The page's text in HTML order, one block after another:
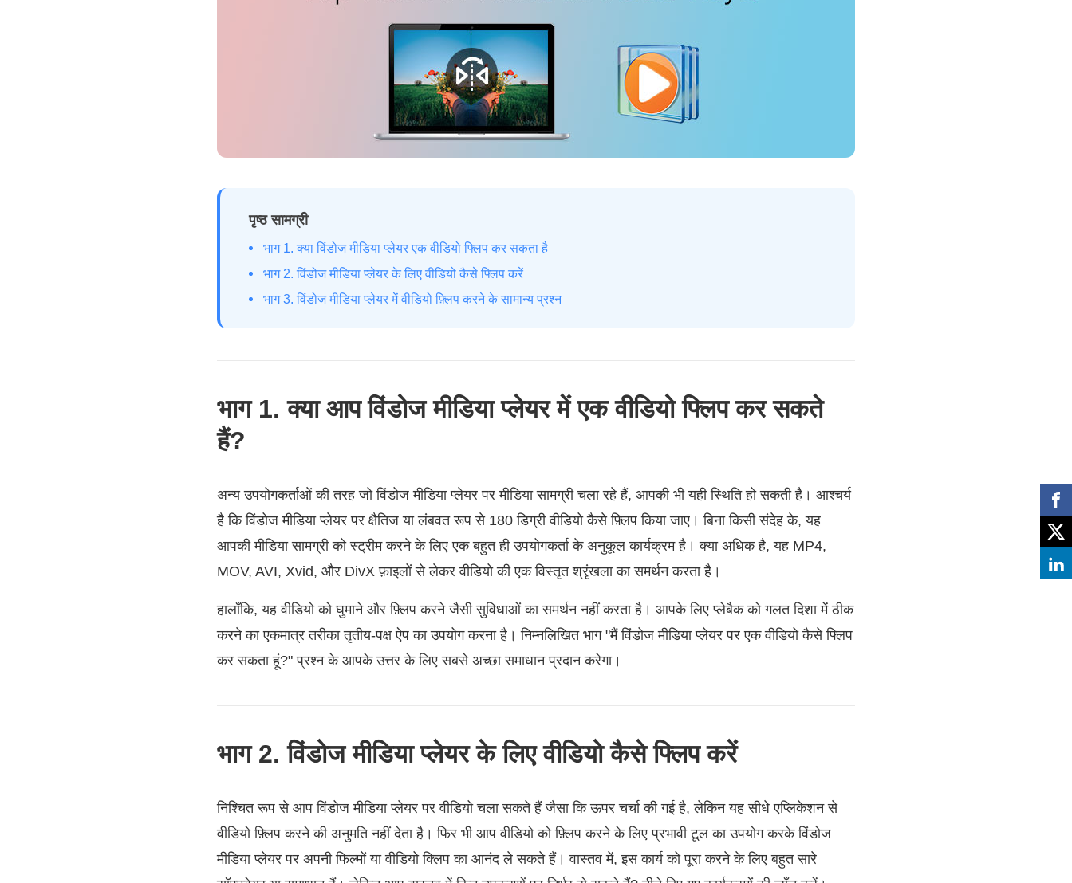
पृष्ठ सामग्री
भाग 1. क्या विंडोज मीडिया प्लेयर एक वीडियो फ्लिप कर सकता है
भाग 2. विंडोज मीडिया प्लेयर के लिए वीडियो कैसे फ्लिप करें
भाग 3. विंडोज मीडिया प्लेयर में वीडियो फ़्लिप करने के सामान्य प्रश्न
भाग 1. क्या आप विंडोज मीडिया प्लेयर में एक वीडियो फ्लिप कर सकते
हैं?
अन्य उपयोगकर्ताओं की तरह जो विंडोज मीडिया प्लेयर पर मीडिया सामग्री चला रहे हैं, आपकी भी यही स्थिति हो सकती है। आश्चर्य
है कि विंडोज मीडिया प्लेयर पर क्षैतिज या लंबवत रूप से 180 डिग्री वीडियो कैसे फ़्लिप किया जाए। बिना किसी संदेह के, यह
आपकी मीडिया सामग्री को स्ट्रीम करने के लिए एक बहुत ही उपयोगकर्ता के अनुकूल कार्यक्रम है। क्या अधिक है, यह MP4,
MOV, AVI, Xvid, और DivX फ़ाइलों से लेकर वीडियो की एक विस्तृत श्रृंखला का समर्थन करता है।
हालाँकि, यह वीडियो को घुमाने और फ़्लिप करने जैसी सुविधाओं का समर्थन नहीं करता है। आपके लिए प्लेबैक को गलत दिशा में ठीक
करने का एकमात्र तरीका तृतीय-पक्ष ऐप का उपयोग करना है। निम्नलिखित भाग "मैं विंडोज मीडिया प्लेयर पर एक वीडियो कैसे फ्लिप
कर सकता हूं?" प्रश्न के आपके उत्तर के लिए सबसे अच्छा समाधान प्रदान करेगा।
भाग 2. विंडोज मीडिया प्लेयर के लिए वीडियो कैसे फ्लिप करें
निश्चित रूप से आप विंडोज मीडिया प्लेयर पर वीडियो चला सकते हैं जैसा कि ऊपर चर्चा की गई है, लेकिन यह सीधे एप्लिकेशन से
वीडियो फ़्लिप करने की अनुमति नहीं देता है। फिर भी आप वीडियो को फ़्लिप करने के लिए प्रभावी टूल का उपयोग करके विंडोज
मीडिया प्लेयर पर अपनी फिल्मों या वीडियो क्लिप का आनंद ले सकते हैं। वास्तव में, इस कार्य को पूरा करने के लिए बहुत सारे